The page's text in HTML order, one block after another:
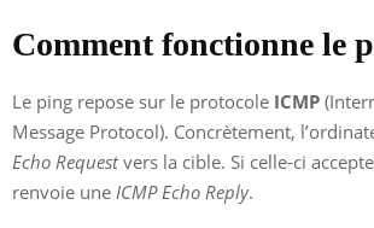
Comment fonctionne le
Le ping repose sur le protocole ICMP
Message Protocol). Concrètement,
Echo Requestvers la cible. Si celle-ci
renvoie une ICMP Echo Reply.